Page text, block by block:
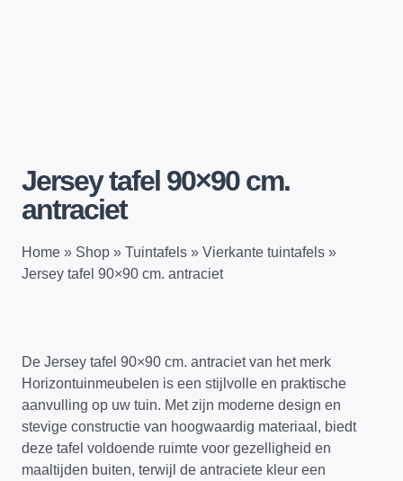
Jersey tafel 90×90 cm.
antraciet
Home » Shop » Tuintafels » Vierkante tuintafels »
Jersey tafel 90×90 cm. antraciet
De Jersey tafel 90×90 cm. antraciet van het merk
Horizontuinmeubelen is een stijlvolle en praktische
aanvulling op uw tuin. Met zijn moderne design en
stevige constructie van hoogwaardig materiaal, biedt
deze tafel voldoende ruimte voor gezelligheid en
maaltijden buiten, terwijl de antraciete kleur een